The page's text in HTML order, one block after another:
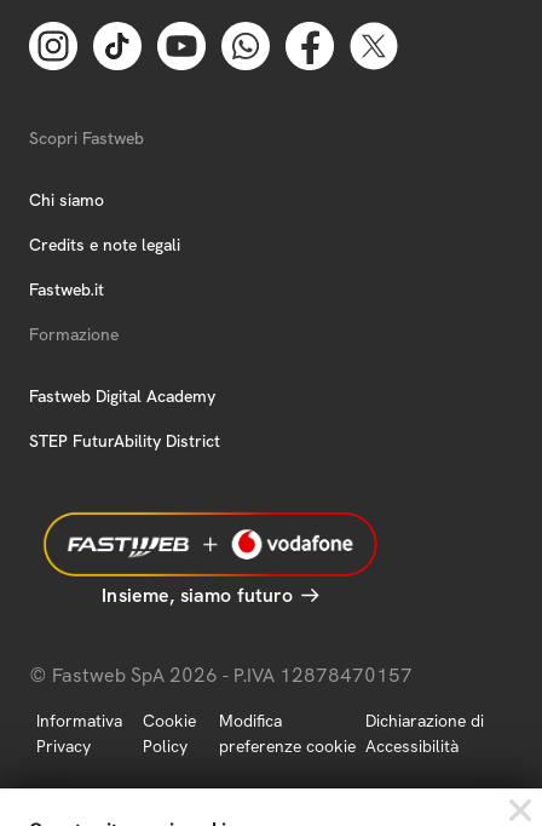
Scopri Fastweb
Chi siamo
Credits e note legali
Fastweb.it
Formazione
Fastweb Digital Academy
STEP FuturAbility District
Insieme, siamo futuro
© Fastweb SpA 2026 - P.IVA 12878470157
Informativa
Privacy
Cookie
Policy
Modifica
preferenze cookie
Dichiarazione di
Accessibilità